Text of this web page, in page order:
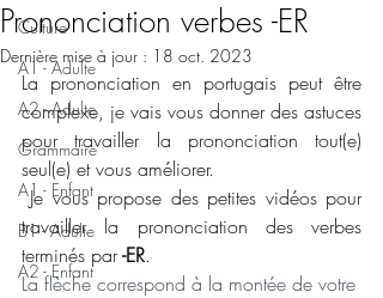
Culture
A1 - Adulte
A2 - Adulte
Grammaire
A1 - Enfant
B1 - Adulte
A2 - Enfant
Prononciation verbes -ER
Dernière mise à jour : 18 oct. 2023
La prononciation en portugais peut être
complexe, je vais vous donner des astuces
pour travailler la prononciation tout(e)
seul(e) et vous améliorer.
Je vous propose des petites vidéos pour
travailler la prononciation des verbes
terminés par -ER.
La flèche correspond à la montée de votre